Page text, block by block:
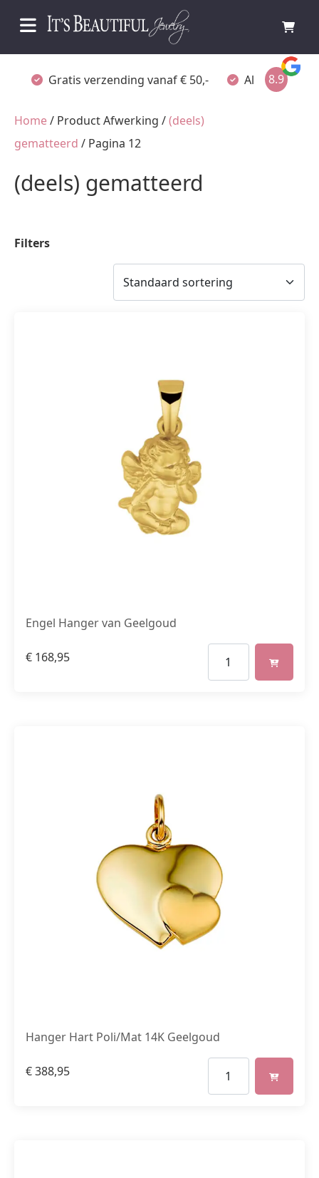
Gratis verzending vanaf € 50,- Altijd verpakt
8.9
Home/ Product Afwerking /(deels)
gematteerd / Pagina 12
(deels) gematteerd
Filters
Engel Hanger van Geelgoud
€ 168,95
Hanger Hart Poli/Mat 14K Geelgoud
€388,95